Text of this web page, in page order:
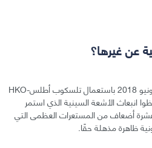
عن غيرها؟
رصد الفلكيون AT2018cow في يونيو 2018 باستعمال تلسكوب أطلس-HKO
انبعاث الأشعة السينية الذي استمر
أضعاف من المستعرات العظمى التي
ظاهرة مذهلة حقًا.